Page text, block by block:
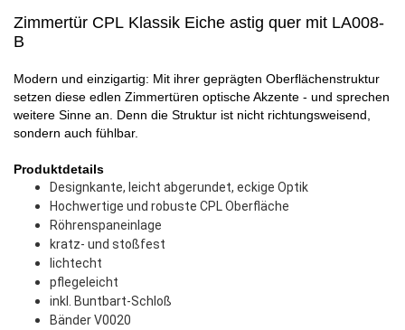
Zimmertür CPL Klassik Eiche astig quer mit LA008-
B
Modern und einzigartig: Mit ihrer geprägten Oberflächenstruktur
setzen diese edlen Zimmertüren optische Akzente - und sprechen
weitere Sinne an. Denn die Struktur ist nicht richtungsweisend,
sondern auch fühlbar.
Produktdetails
Designkante, leicht abgerundet, eckige Optik
Hochwertige und robuste CPL Oberfläche
Röhrenspaneinlage
kratz- und stoßfest
lichtecht
pflegeleicht
inkl. Buntbart-Schloß
Bänder V0020